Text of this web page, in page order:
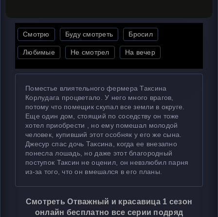
Смотрю Буду смотреть Бросил
Любимые Не смотрел На вечер
Поместье влиятельного фермера Таксина
Корлудага процветало. У него много врагов,
потому что помещик скупал все земли в округе.
Еще один дом, стоящий по соседству он тоже
хотел приобрести , но ему помешал молодой
человек, купивший этот особняк у его же сына.
Джесур спас дочь Таксина, когда ее внезапно
понесла лошадь, но даже этот благородный
поступок Таксин не оценил, он невзлюбил парня
из-за того, что он вмешался в его планы.
Смотреть Отважный и красавица 1 сезон
онлайн бесплатно все серии подряд